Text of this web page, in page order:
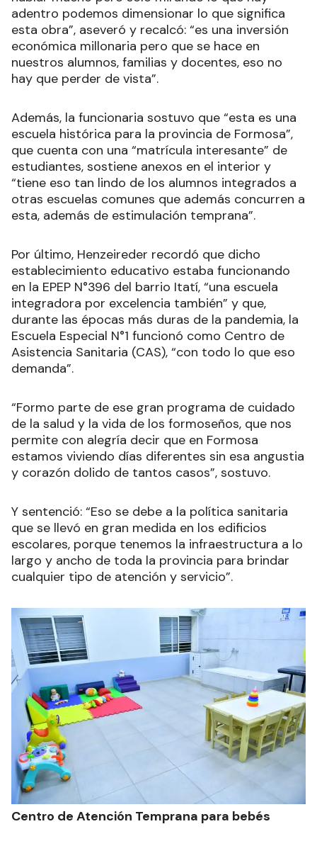
adentro podemos dimensionar lo que significa
esta obra”, aseveró y recalcó: “es una inversión
económica millonaria pero que se hace en
nuestros alumnos, familias y docentes, eso no
hay que perder de vista”.
Además, la funcionaria sostuvo que “esta es una
escuela histórica para la provincia de Formosa”,
que cuenta con una “matrícula interesante” de
estudiantes, sostiene anexos en el interior y
“tiene eso tan lindo de los alumnos integrados a
otras escuelas comunes que además concurren a
esta, además de estimulación temprana”.
Por último, Henzeireder recordó que dicho
establecimiento educativo estaba funcionando
en la EPEP N°396 del barrio Itatí, “una escuela
integradora por excelencia también” y que,
durante las épocas más duras de la pandemia, la
Escuela Especial N°1 funcionó como Centro de
Asistencia Sanitaria (CAS), “con todo lo que eso
demanda”.
“Formo parte de ese gran programa de cuidado
de la salud y la vida de los formoseños, que nos
permite con alegría decir que en Formosa
estamos viviendo días diferentes sin esa angustia
y corazón dolido de tantos casos”, sostuvo.
Y sentenció: “Eso se debe a la política sanitaria
que se llevó en gran medida en los edificios
escolares, porque tenemos la infraestructura a lo
largo y ancho de toda la provincia para brindar
cualquier tipo de atención y servicio”.
Centro de Atención Temprana para bebés